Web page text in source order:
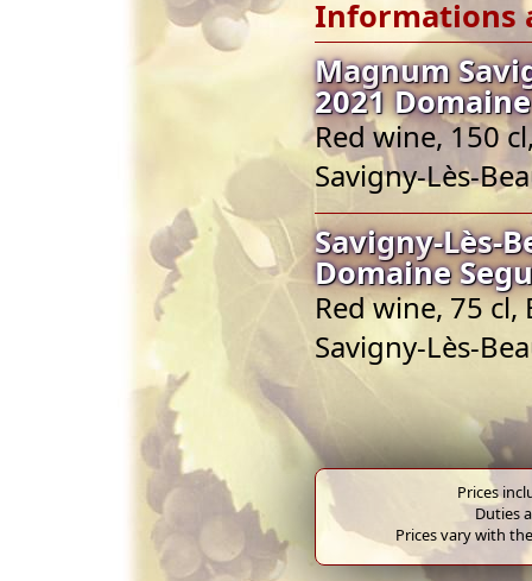
Informations
Magnum
2021
Red wine, 150
Savigny-Lès-
Savigny-Lès-
Domaine
Red wine, 75
Savigny-Lès-
Prices
Duties
Prices vary with